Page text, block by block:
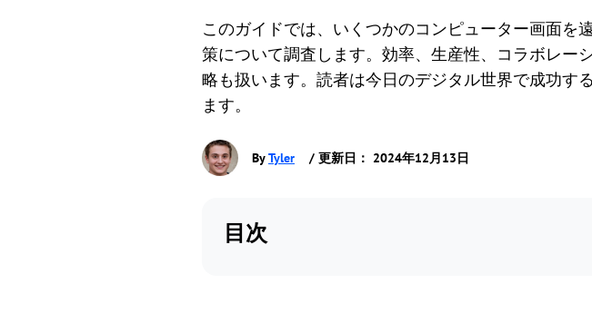
このガイドでは、いくつかのコンピューター画面を
策について調査します。効率、生産性、コラボレー
略も扱います。読者は今日のデジタル世界で成功す
ます。
ByTyler / 更新日： 2024年12月13日
目次